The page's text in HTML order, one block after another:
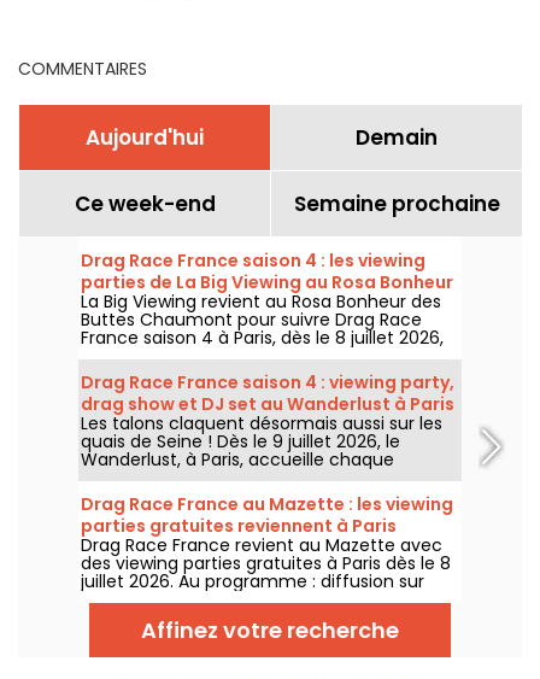
COMMENTAIRES
Aujourd'hui Demain
Ce week-end Semaine prochaine
Drag Race France saison 4 : les viewing
parties de La Big Viewing au Rosa Bonheur
La Big Viewing revient au Rosa Bonheur des
Buttes Chaumont pour suivre Drag Race
France saison 4 à Paris, dès le 8 juillet 2026,
puis chaque soir de diffusion. Animée par La
Big Bertha, cette viewing party réunit
projection de l’épisode, performances drag,
quiz, invités et surprises.
Drag Race France saison 4 : viewing party,
drag show et DJ set au Wanderlust à Paris
Les talons claquent désormais aussi sur les
quais de Seine ! Dès le 9 juillet 2026, le
Wanderlust, à Paris, accueille chaque
semaine une viewing party de Drag Race
France saison 4, avec projection des
épisodes, drag shows et DJ sets jusqu'au
bout de la nuit.
Drag Race France au Mazette : les viewing
parties gratuites reviennent à Paris
Drag Race France revient au Mazette avec
des viewing parties gratuites à Paris dès le 8
juillet 2026. Au programme : diffusion sur
écran géant, shows drag, commentaires en
direct, guests queer et ambiance festive
chaque jeudi.Affinez votre recherche